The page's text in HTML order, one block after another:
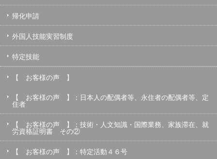
帰化申請
外国人技能実習制度
特定技能
【 お客様の声 】
【 お客様の声 】：日本人の配偶者等、永住者の配偶者等、定
住者
【 お客様の声 】：技術・人文知識・国際業務、家族滞在、就
労資格証明書 その②
【 お客様の声 】：特定活動４６号